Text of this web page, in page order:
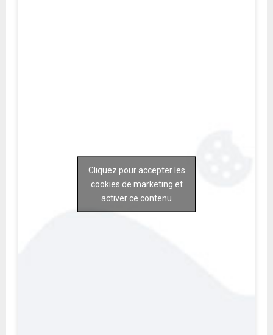
Cliquez pour accepter les
cookies de marketing et
activer ce contenu